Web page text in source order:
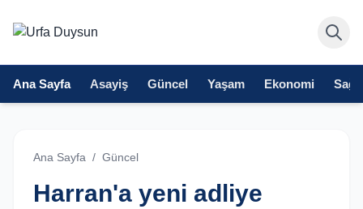
Ana Sayfa Asayiş Güncel Yaşam Ekonomi
Ana Sayfa / Güncel
Harran'a yeni adliye